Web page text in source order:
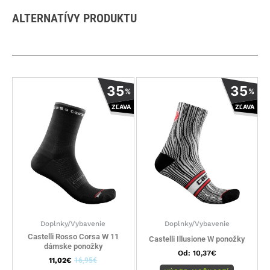
ALTERNATÍVY PRODUKTU
35%
ZĽAVA
Doplnky/Vybavenie
Castelli Rosso Corsa W 11
dámske ponožky
11,02€ 16,95€
Tento
produkt
má
vybrať
na
35%
ZĽAVA
Doplnky/Vybavenie
Castelli Illusione W ponožky
Od: 10,37€
Tento
produkt
má
vybrať
na